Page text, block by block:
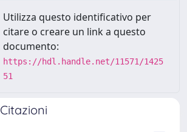
Utilizza questo identificativo per
citare o creare un link a questo
documento:
https://hdl.handle.net/11571/1425
51
Citazioni